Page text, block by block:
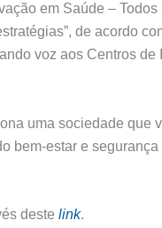
em Saúde –
de acordo
voz aos Centros
uma sociedade
bem-estar e
deste link.